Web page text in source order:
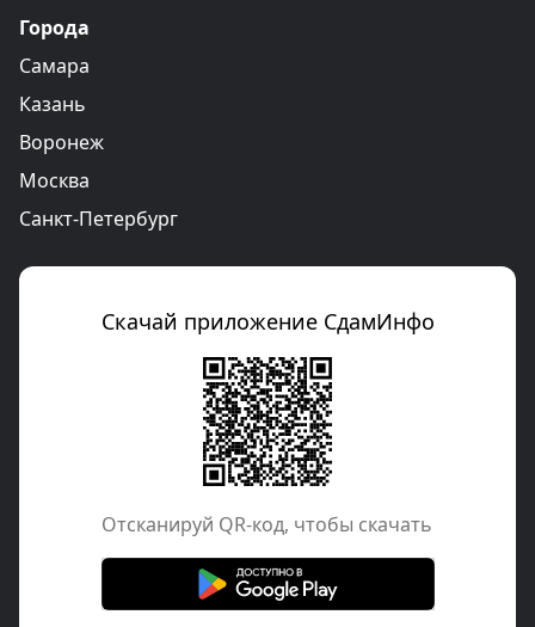
Города
Самара
Казань
Воронеж
Москва
Санкт-Петербург
Скачай приложение СдамИнфо
Отcканируй QR-код, чтобы скачать